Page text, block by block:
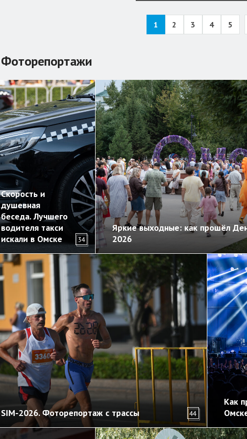
1 2 3 4 5
Фоторепортажи
Скорость и
душевная
беседа. Лучшего
водителя такси
искали в Омске
34
Яркие выходные: как прошёл
2026
SIM-2026. Фоторепортаж с трассы 44
Как